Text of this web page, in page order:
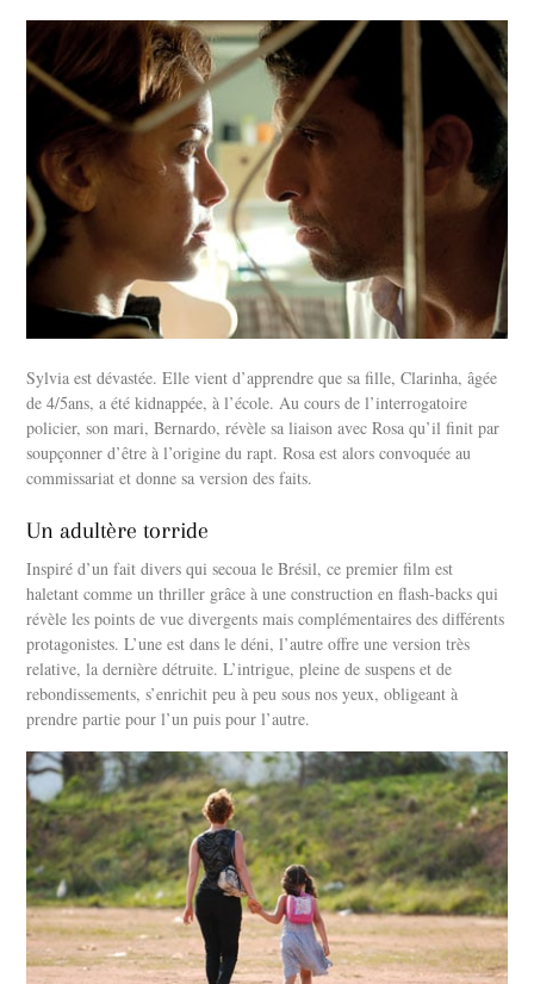
Sylvia est dévastée. Elle vient d’apprendre que sa fille, Clarinha, âgée
de 4/5ans, a été kidnappée, à l’école. Au cours de l’interrogatoire
policier, son mari, Bernardo, révèle sa liaison avec Rosa qu’il finit par
soupçonner d’être à l’origine du rapt. Rosa est alors convoquée au
commissariat et donne sa version des faits.
Un adultère torride
Inspiré d’un fait divers qui secoua le Brésil, ce premier film est
haletant comme un thriller grâce à une construction en flash-backs qui
révèle les points de vue divergents mais complémentaires des différents
protagonistes. L’une est dans le déni, l’autre offre une version très
relative, la dernière détruite. L’intrigue, pleine de suspens et de
rebondissements, s’enrichit peu à peu sous nos yeux, obligeant à
prendre partie pour l’un puis pour l’autre.